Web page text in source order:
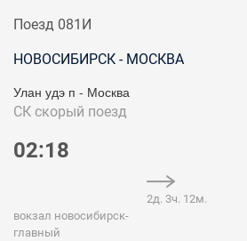
Поезд 081И
НОВОСИБИРСК - МОСКВА
Улан удэ п - Москва
СК скорый поезд
02:18
вокзал новосибирск-
главный
2д. 3ч. 12м.